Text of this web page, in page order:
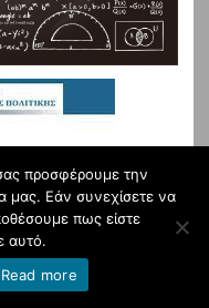
προσφέρουμε την
μας. Εάν συνεχίσετε να
πως είστε
αυτό.
Read more